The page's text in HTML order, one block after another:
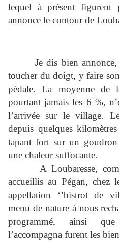
lequel à présent figurent
annonce le contour de
Je dis bien annonce,
toucher du doigt, y faire
pédale. La moyenne de
pourtant jamais les 6 %,
l’arrivée sur le village.
depuis quelques
tapant fort sur un
une chaleur suffocante.
A Loubaresse,
accueillis au Pégan, chez
appellation ‘’bistrot de
menu de nature à nous
programmé, ainsi
l’accompagna furent les